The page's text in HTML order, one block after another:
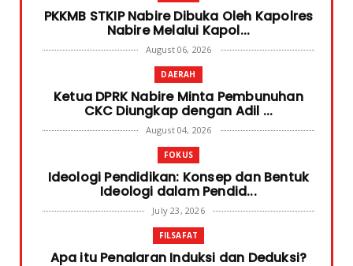
PKKMB STKIP Nabire Dibuka Oleh Kapolres
Nabire Melalui Kapol...
August 06, 2026
DAERAH
Ketua DPRK Nabire Minta Pembunuhan
CKC Diungkap dengan Adil ...
August 04, 2026
FOKUS
Ideologi Pendidikan: Konsep dan Bentuk
Ideologi dalam Pendid...
July 23, 2026
FILSAFAT
Apa itu Penalaran Induksi dan Deduksi?